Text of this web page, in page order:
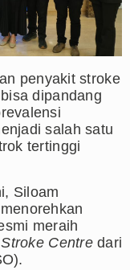
Bermain
vs Aston Villa
Ikut Gubsu
Rapat
Toba Gelar
Dikukuhkan
HIV/AIDS
penyakit stroke
dipandang
salah satu
tertinggi
Siloam
meraih
Centredari